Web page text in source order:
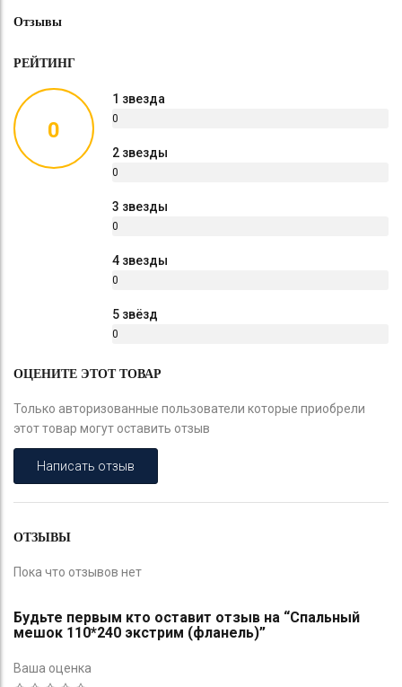
Отзывы
РЕЙТИНГ
0
1 звезда
0
2 звезды
0
3 звезды
0
4 звезды
0
5 звёзд
0
ОЦЕНИТЕ ЭТОТ ТОВАР
Только авторизованные пользователи которые приобрели
этот товар могут оставить отзыв
Написать отзыв
ОТЗЫВЫ
Пока что отзывов нет
Будьте первым кто оставит отзыв на “Спальный
мешок 110*240 экстрим (фланель)”
Ваша оценка